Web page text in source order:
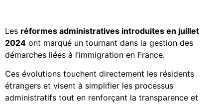
Les réformes administratives introduites en juillet
2024 ont marqué un tournant dans la gestion des
démarches liées à l’immigration en France.
Ces évolutions touchent directement les résidents
étrangers et visent à simplifier les processus
administratifs tout en renforçant la transparence et